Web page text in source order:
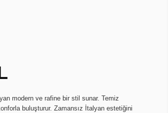
modern ve rafine bir stil sunar. Temiz
buluşturur. Zamansız İtalyan estetiğini